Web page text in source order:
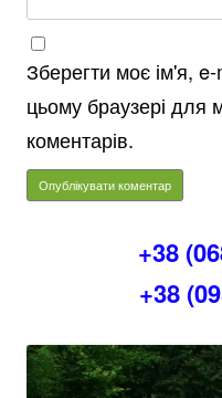
Зберегти моє ім'я,
цьому браузері для
коментарів.
+38
+38